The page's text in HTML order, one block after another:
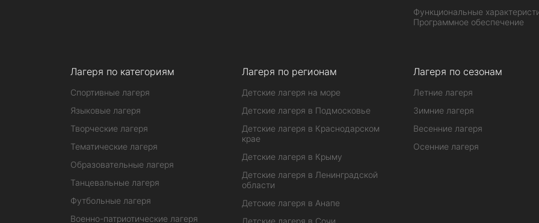
Функциональные
Программное обеспечение
Лагеря по категориям
Спортивные лагеря
Языковые лагеря
Творческие лагеря
Тематические лагеря
Образовательные лагеря
Танцевальные лагеря
Футбольные лагеря
Военно-патриотические лагеря
Лагеря по регионам
Детские лагеря на море
Детские лагеря в Подмосковье
Детские лагеря в Краснодарском
крае
Детские лагеря в Крыму
Детские лагеря в Ленинградской
области
Детские лагеря в Анапе
Детские лагеря в Сочи
Лагеря по сезонам
Летние лагеря
Зимние лагеря
Весенние лагеря
Осенние лагеря